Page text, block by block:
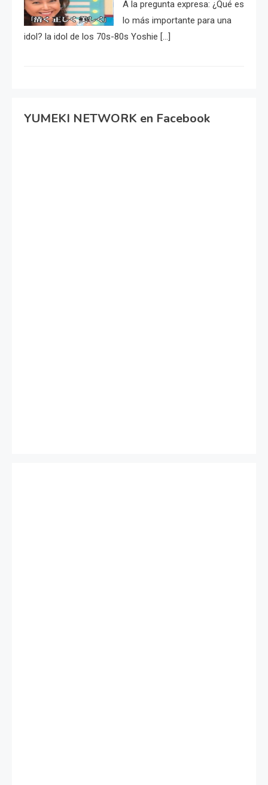
A la pregunta expresa: ¿Qué es
lo más importante para una
idol? la idol de los 70s-80s Yoshie […]
YUMEKI NETWORK en Facebook